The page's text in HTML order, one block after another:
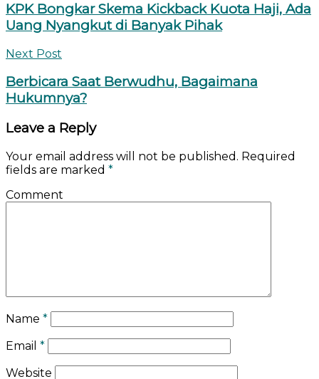
KPK Bongkar Skema Kickback Kuota Haji, Ada
Uang Nyangkut di Banyak Pihak
Next Post
Berbicara Saat Berwudhu, Bagaimana
Hukumnya?
Leave a Reply
Your email address will not be published. Required
fields are marked *
Comment
Name *
Email *
Website